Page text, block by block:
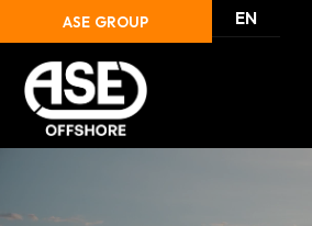
ASE GROUP EN